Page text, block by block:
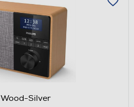
Silver